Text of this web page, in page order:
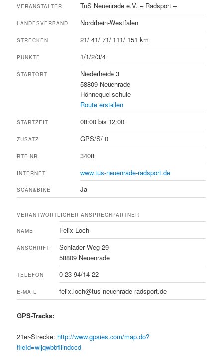
VERANSTALTER TuS Neuenrade e.V. – Radsport –
LANDESVERBAND Nordrhein-Westfalen
STRECKEN 21/ 41/ 71/ 111/ 151 km
PUNKTE 1/1/2/3/4
STARTORT
Niederheide 3
58809 Neuenrade
Hönnequellschule
Route erstellen
STARTZEIT 08:00 bis 12:00
ZUSATZ GPS/S/ 0
RTF-NR. 3408
INTERNET www.tus-neuenrade-radsport.de
SCAN&BIKE Ja
VERANTWORTLICHER ANSPRECHPARTNER
NAME Felix Loch
ANSCHRIFT
Schlader Weg 29
58809 Neuenrade
TELEFON 0 23 94/14 22
E-MAIL felix.loch@tus-neuenrade-radsport.de
GPS-Tracks:
21er-Strecke: http://www.gpsies.com/map.do?
fileId=wljqwbbfliindccd